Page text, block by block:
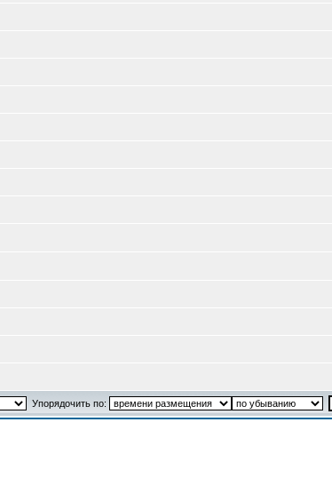
Упорядочить по: